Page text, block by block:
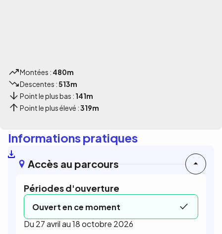
Montées : 480m
Descentes :513m
Point le plus bas : 141m
Point le plus élevé :319m
Informations pratiques
Accès au parcours
Périodes d'ouverture
Ouvert en ce moment
Du 27 avril au 18 octobre 2026